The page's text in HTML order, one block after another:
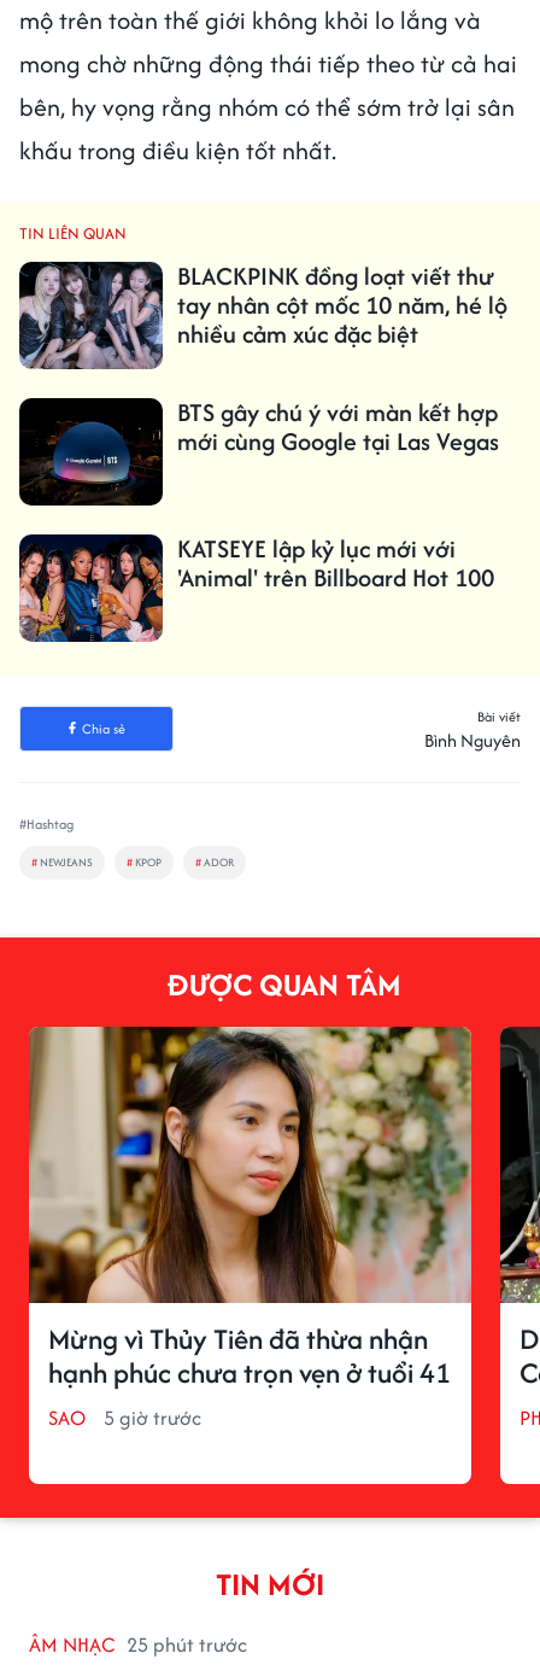
mộ trên toàn thế giới không khỏi lo lắng và
mong chờ những động thái tiếp theo từ cả hai
bên, hy vọng rằng nhóm có thể sớm trở lại sân
khấu trong điều kiện tốt nhất.
TIN LIÊN QUAN
BLACKPINK đồng loạt viết thư
tay nhân cột mốc 10 năm, hé lộ
nhiều cảm xúc đặc biệt
BTS gây chú ý với màn kết hợp
mới cùng Google tại Las Vegas
KATSEYE lập kỷ lục mới với
'Animal' trên Billboard Hot 100
Chia sẻ
Bài viết
Bình Nguyên
#Hashtag
# NEWJEANS # KPOP #ADOR
ĐƯỢC QUAN TÂM
Mừng vì Thủy Tiên đã thừa nhận
hạnh phúc chưa trọn vẹn ở tuổi 41
SAO 5 giờ trước
TIN MỚI
ÂM NHẠC 25 phút trước